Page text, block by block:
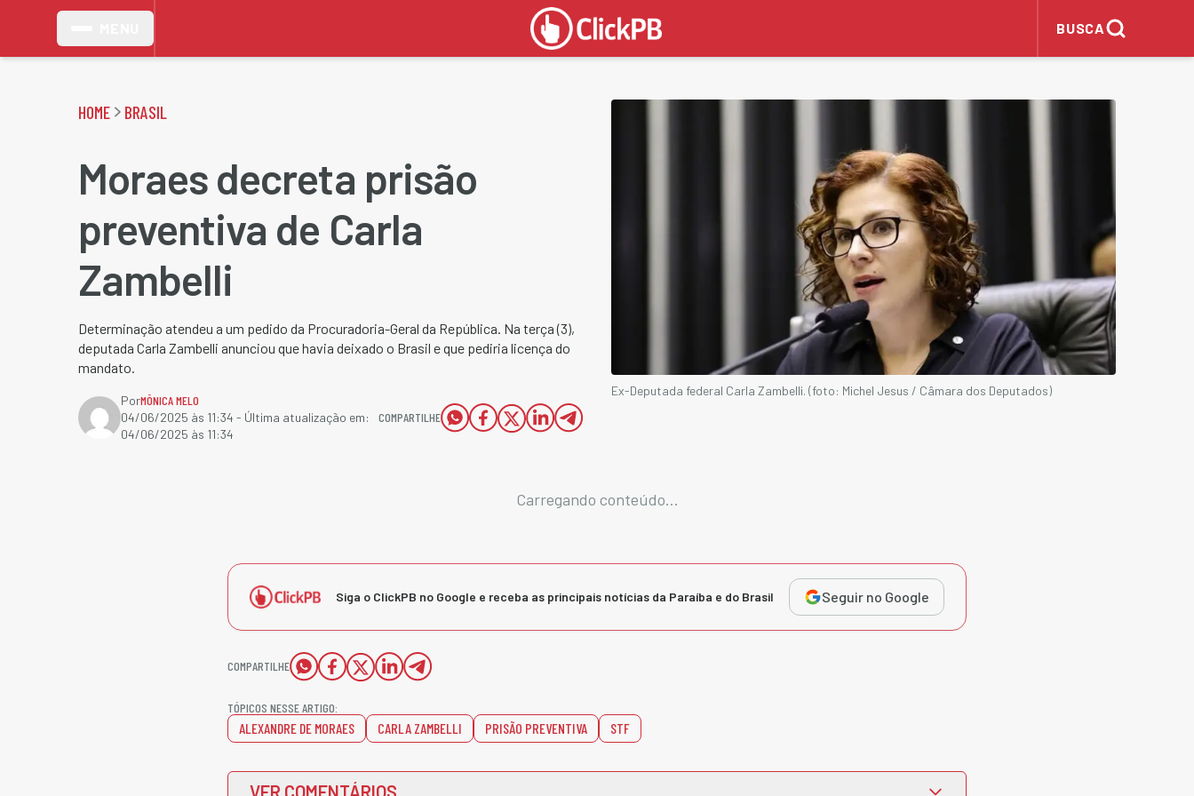
BUSCA
HOME BRASIL
Moraes decreta prisão
preventiva de Carla
Zambelli
Determinação atendeu a um pedido da Procuradoria-Geral da República. Na terça (3),
deputada Carla Zambelli anunciou que havia deixado o Brasil e que pediria licença do
mandato.
PorMÔNICA MELO
04/06/2025 às 11:34 - Última atualização em:
04/06/2025 às 11:34
COMPARTILHE
Ex-Deputada federal Carla Zambelli. (foto: Michel Jesus / Câmara dos Deputados)
Carregando conteúdo...
Siga o ClickPB no Google e receba as principais notícias da Paraíba e do Brasil Seguir no Google
COMPARTILHE
TÓPICOS NESSE ARTIGO:
ALEXANDRE DE MORAES CARLA ZAMBELLI PRISÃO PREVENTIVA STF
VER COMENTÁRIOS